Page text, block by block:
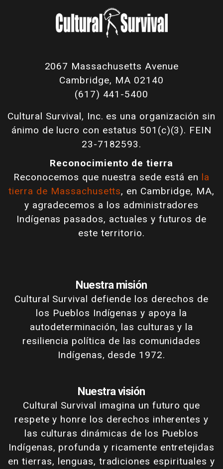
2067 Massachusetts Avenue
Cambridge, MA 02140
(617) 441-5400
Cultural Survival, Inc. es una organización sin
ánimo de lucro con estatus 501(c)(3). FEIN
23-7182593.
Reconocimiento de tierra
Reconocemos que nuestra sede está en la
tierra de Massachusetts, en Cambridge, MA,
y agradecemos a los administradores
Indígenas pasados, actuales y futuros de
este territorio.
Nuestra misión
Cultural Survival defiende los derechos de
los Pueblos Indígenas y apoya la
autodeterminación, las culturas y la
resiliencia política de las comunidades
Indígenas, desde 1972.
Nuestra visión
Cultural Survival imagina un futuro que
respete y honre los derechos inherentes y
las culturas dinámicas de los Pueblos
Indígenas, profunda y ricamente entretejidas
en tierras, lenguas, tradiciones espirituales y